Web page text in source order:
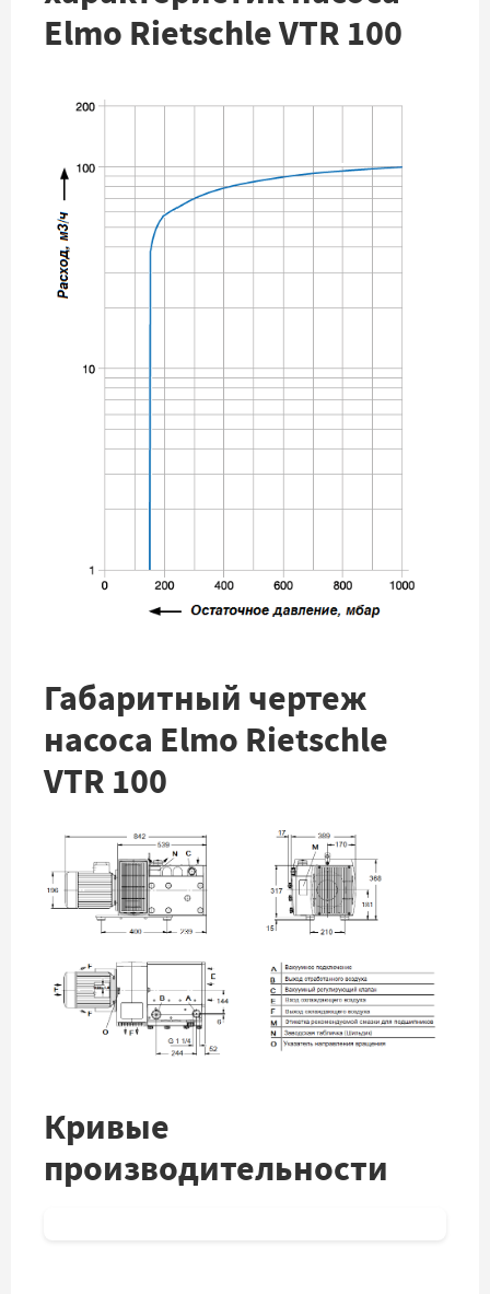
Elmo Rietschle VTR 100
Габаритный чертеж
насоса Elmo Rietschle
VTR 100
Кривые
производительности